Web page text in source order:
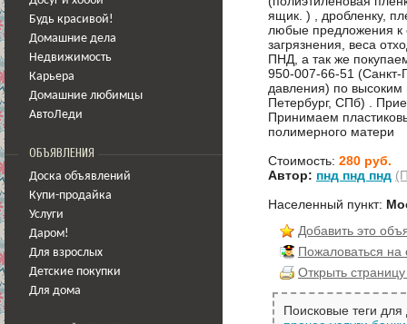
Будь красивой!
Домашние дела
Недвижимость
Карьера
Домашние любимцы
АвтоЛеди
ОБЪЯВЛЕНИЯ
Доска объявлений
Купи-продайка
Услуги
Даром!
Для взрослых
Детские покупки
Для дома
ящик. ) , дробленку,
любые предложения к
загрязнения, веса
ПНД, а так же
950-007-66-51 (Санкт-
давления) по
Петербург, СПб) .
Принимаем
полимерного матери
Стоимость: 280 руб.
Автор: пнд пнд пнд
Населенный пункт:
Добавить это
Пожаловаться
Открыть
Поисковые теги